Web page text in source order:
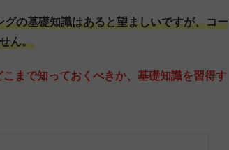
の基礎知識はあると望ましいですが、コー
ん。
まで知っておくべきか、基礎知識を習得す